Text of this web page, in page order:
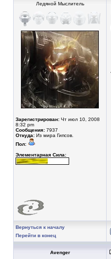
Ледяной Мыслитель
Зарегистрирован: Чт июл 10, 2008
8:32 pm
Сообщения: 7937
Откуда: Из мира Гипсов.
Пол:
Элементарная Сила:
Вернуться к началу
Перейти в конец
Avenger